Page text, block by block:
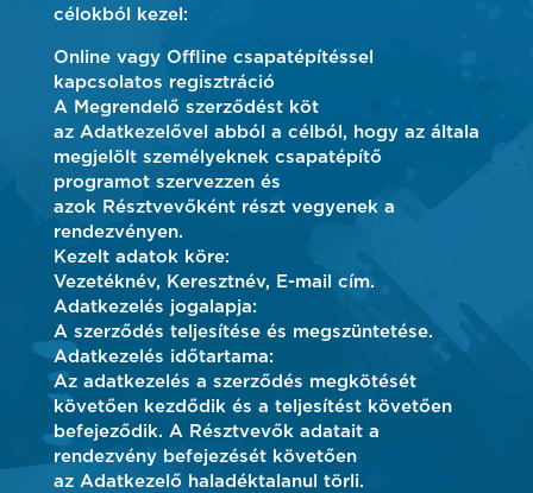
célokból kezel:
Online vagy Offline csapatépítéssel
kapcsolatos regisztráció
A Megrendelő szerződést köt
az Adatkezelővel abból a célból, hogy az általa
megjelölt személyeknek csapatépítő
programot szervezzen és
azok Résztvevőként részt vegyenek a
rendezvényen.
Kezelt adatok köre:
Vezetéknév, Keresztnév, E-mail cím.
Adatkezelés jogalapja:
A szerződés teljesítése és megszüntetése.
Adatkezelés időtartama:
Az adatkezelés a szerződés megkötését
követően kezdődik és a teljesítést követően
befejeződik. A Résztvevők adatait a
rendezvény befejezését követően
az Adatkezelő haladéktalanul törli.